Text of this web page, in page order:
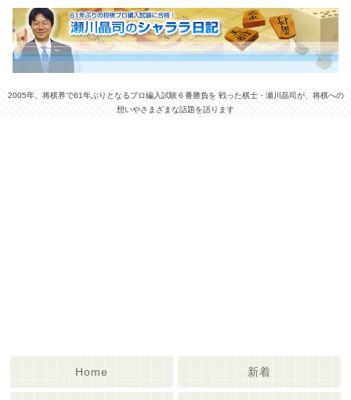
2005年、将棋界で61年ぶりとなるプロ編入試験６番勝負を 戦った棋士・瀬川晶司が、将棋への
想いやさまざまな話題を語ります
Home 新着